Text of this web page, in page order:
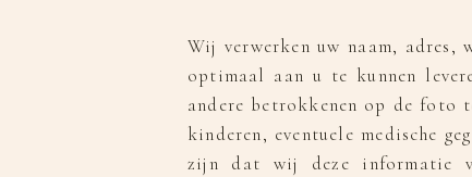
Wij verwerken uw naam, adres,
optimaal aan u te kunnen
andere betrokkenen op de foto
kinderen, eventuele medische
zijn dat wij deze informatie